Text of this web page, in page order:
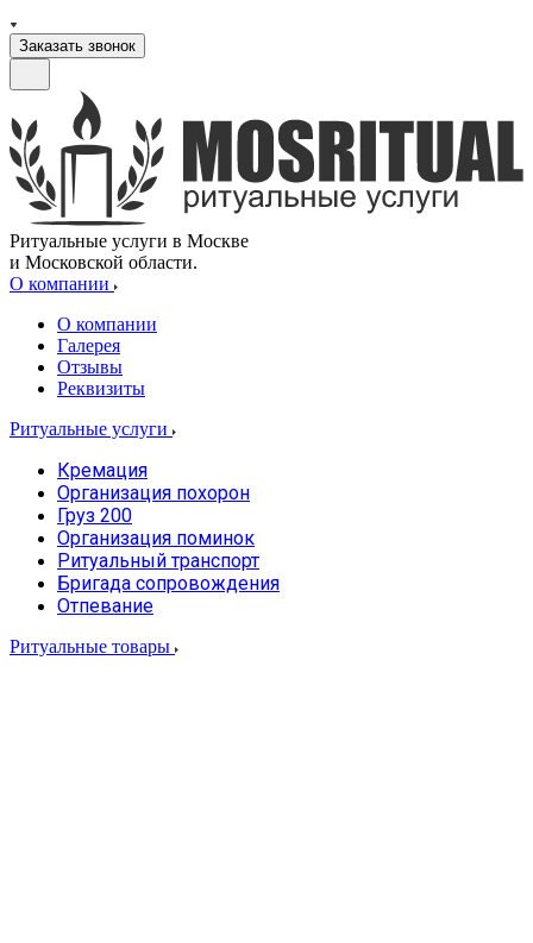
Заказать звонок
Ритуальные услуги в Москве
и Московской области.
О компании
О компании
Галерея
Отзывы
Реквизиты
Ритуальные услуги
Кремация
Организация похорон
Груз 200
Организация поминок
Ритуальный транспорт
Бригада сопровождения
Отпевание
Ритуальные товары